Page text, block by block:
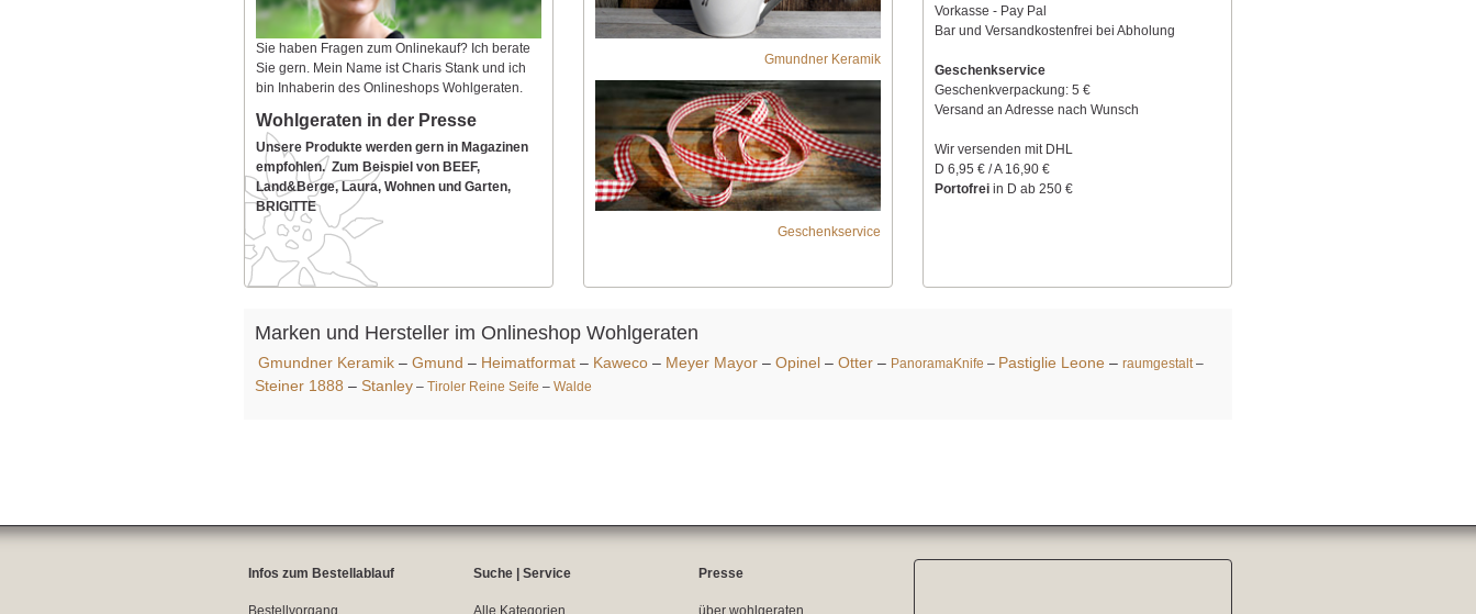
Sie haben Fragen zum Onlinekauf? Ich berate
Sie gern. Mein Name ist Charis Stank und ich
bin Inhaberin des Onlineshops Wohlgeraten.
Wohlgeraten in der Presse
Unsere Produkte werden gern in Magazinen
empfohlen. Zum Beispiel von BEEF,
Land&Berge, Laura, Wohnen und Garten,
BRIGITTE
Gmundner Keramik
Geschenkservice
Vorkasse - Pay Pal
Bar und Versandkostenfrei bei Abholung
Geschenkservice
Geschenkverpackung: 5 €
Versand an Adresse nach Wunsch
Wir versenden mit DHL
D 6,95 € / A 16,90 €
Portofrei in D ab 250 €
Marken und Hersteller im Onlineshop Wohlgeraten
Gmundner Keramik – Gmund – Heimatformat – Kaweco – Meyer Mayor – Opinel – Otter – PanoramaKnife – Pastiglie Leone – raumgestalt–
Steiner 1888 – Stanley – Tiroler Reine Seife – Walde
Infos zum Bestellablauf
Bestellvorgang
Suche | Service
Alle Kategorien
Presse
über wohlgeraten